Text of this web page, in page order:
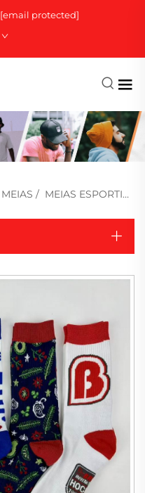
[email protected]
MEIAS / MEIAS ESPORTIVAS